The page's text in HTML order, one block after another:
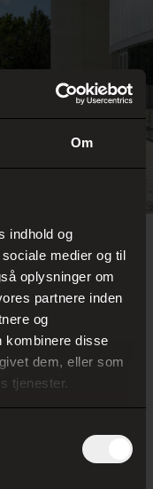
Om
indhold og
medier og til
oplysninger om
partnere inden
og
kombinere disse
dem, eller som
tjenester.
Art
hvorfra der kun er
kan du også
gåafstand fra